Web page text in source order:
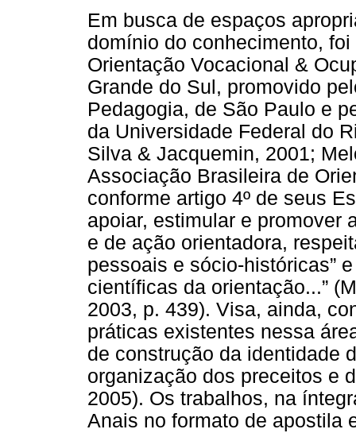
Em busca de espaços
domínio do conhecimento,
Orientação Vocacional &
Grande do Sul, promovido
Pedagogia, de São Paulo e
da Universidade Federal do
Silva & Jacquemin, 2001;
Associação Brasileira de
conforme artigo 4º de seus
apoiar, estimular e promover
e de ação orientadora,
pessoais e sócio-históricas”
científicas da orientação...”
2003, p. 439). Visa, ainda,
práticas existentes nessa
de construção da identidade
organização dos preceitos e
2005). Os trabalhos, na
Anais no formato de apostila